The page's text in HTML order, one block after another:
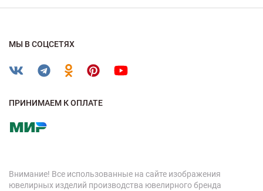
МЫ В СОЦСЕТЯХ
ПРИНИМАЕМ К ОПЛАТЕ
Внимание! Все использованные на сайте изображения
ювелирных изделий производства ювелирного бренда